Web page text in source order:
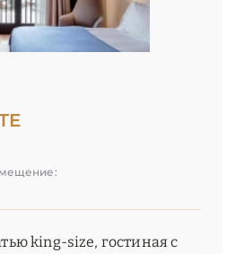
king-size, гостиная с